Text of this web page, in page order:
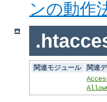
ンの動作
関連モジュール
関連